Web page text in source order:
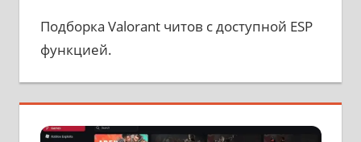
ВАЛОРАНТ
Подборка Valorant читов с доступной ESP
функцией.